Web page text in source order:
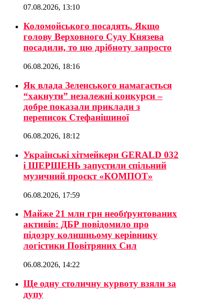
07.08.2026, 13:10
Коломойського посадять. Якщо
голову Верховного Суду Князева
посадили, то цю дрібноту запросто
06.08.2026, 18:16
Як влада Зеленського намагається
“хакнути” незалежні конкурси –
добре показали приклади з
переписок Стефанішиної
06.08.2026, 18:12
Українські хітмейкери GERALD 032
і ШЕРШЕНЬ запустили спільний
музичний проєкт «КОМПОТ»
06.08.2026, 17:59
Майже 21 млн грн необґрунтованих
активів: ДБР повідомило про
підозру колишньому керівнику
логістики Повітряних Сил
06.08.2026, 14:22
Ще одну столичну курвоту взяли за
дупу